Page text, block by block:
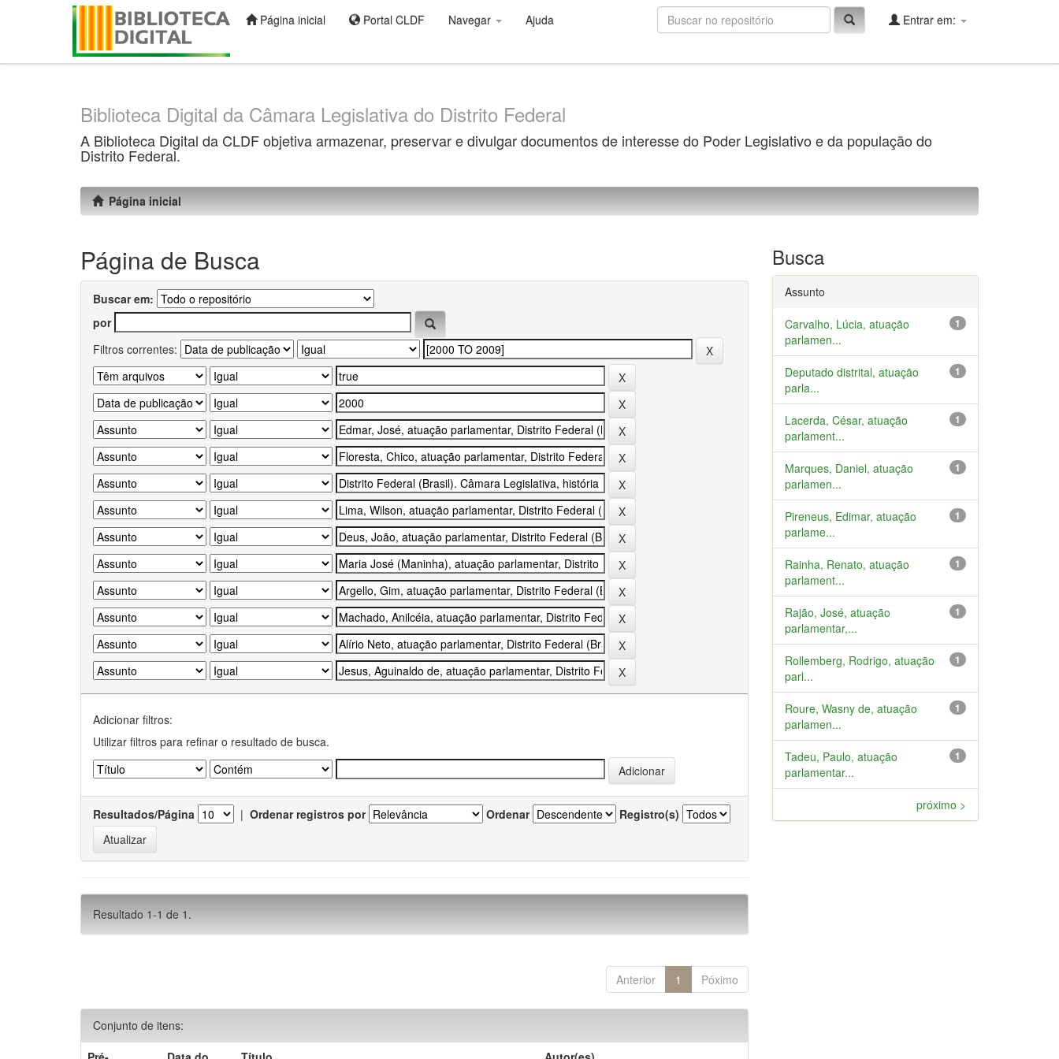
Página inicial Portal CLDF Navegar Ajuda Entrar em:
Biblioteca Digital da Câmara Legislativa do Distrito Federal
A Biblioteca Digital da CLDF objetiva armazenar, preservar e divulgar documentos de interesse do Poder Legislativo e da população do
Distrito Federal.
Página inicial
Página de Busca
Buscar em:
por
Filtros correntes:
Adicionar filtros:
Utilizar filtros para refinar o resultado de busca.
Resultados/Página | Ordenar registros por Ordenar Registro(s)
Resultado 1-1 de 1.
Anterior 1 Póximo
Conjunto de itens:
Busca
Assunto
1
Carvalho, Lúcia, atuação
parlamen...
1
Deputado distrital, atuação
parla...
1
Lacerda, César, atuação
parlament...
1
Marques, Daniel, atuação
parlamen...
1
Pireneus, Edimar, atuação
parlame...
1
Rainha, Renato, atuação
parlament...
1
Rajão, José, atuação
parlamentar,...
1
Rollemberg, Rodrigo, atuação
parl...
1
Roure, Wasny de, atuação
parlamen...
1
Tadeu, Paulo, atuação
parlamentar...
próximo >